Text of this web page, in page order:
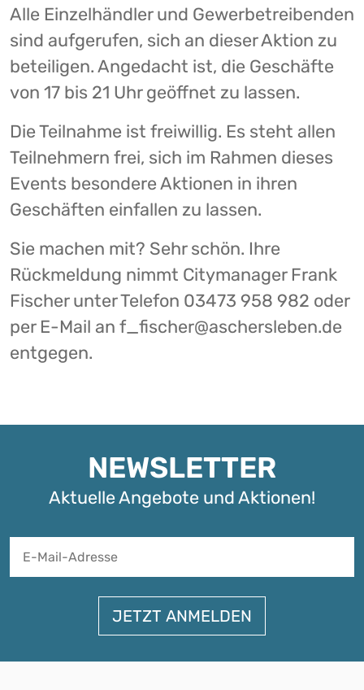
Alle Einzelhändler und Gewerbetreibenden
sind aufgerufen, sich an dieser Aktion zu
beteiligen. Angedacht ist, die Geschäfte
von 17 bis 21 Uhr geöffnet zu lassen.
Die Teilnahme ist freiwillig. Es steht allen
Teilnehmern frei, sich im Rahmen dieses
Events besondere Aktionen in ihren
Geschäften einfallen zu lassen.
Sie machen mit? Sehr schön. Ihre
Rückmeldung nimmt Citymanager Frank
Fischer unter Telefon 03473 958 982 oder
per E-Mail an f_fischer@aschersleben.de
entgegen.
NEWSLETTER
Aktuelle Angebote und Aktionen!